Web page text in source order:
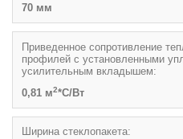
70 мм
Приведенное сопротивление
профилей с установленными
усилительным вкладышем:
0,81 м2*С/Вт
Ширина стеклопакета: